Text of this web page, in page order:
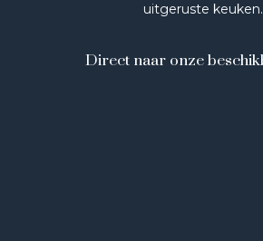
uitgeruste keuken.
Direct naar onze